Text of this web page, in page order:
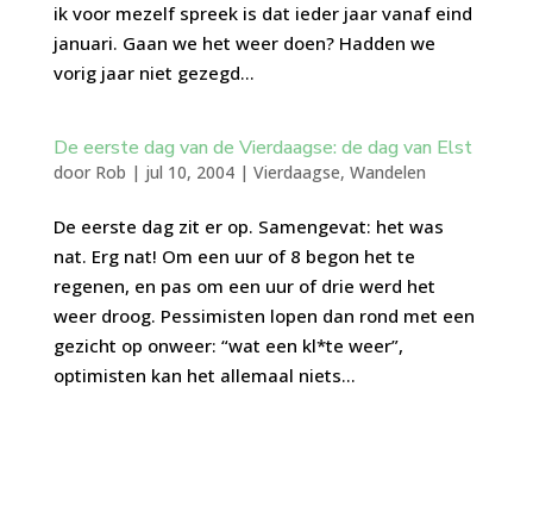
ik voor mezelf spreek is dat ieder jaar vanaf eind
januari. Gaan we het weer doen? Hadden we
vorig jaar niet gezegd...
De eerste dag van de Vierdaagse: de dag van Elst
door Rob | jul 10, 2004| Vierdaagse, Wandelen
De eerste dag zit er op. Samengevat: het was
nat. Erg nat! Om een uur of 8 begon het te
regenen, en pas om een uur of drie werd het
weer droog. Pessimisten lopen dan rond met een
gezicht op onweer: “wat een kl*te weer”,
optimisten kan het allemaal niets...